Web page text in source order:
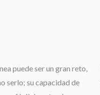
puede ser un gran reto,
serlo; su capacidad de